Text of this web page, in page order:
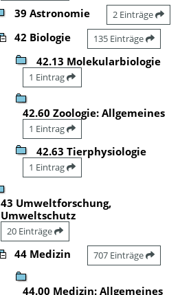
39 Astronomie 2 Einträge
42 Biologie 135 Einträge
42.13 Molekularbiologie
1 Eintrag
42.60 Zoologie: Allgemeines
1 Eintrag
42.63 Tierphysiologie
1 Eintrag
43 Umweltforschung,
Umweltschutz
20 Einträge
44 Medizin 707 Einträge
44.00 Medizin: Allgemeines